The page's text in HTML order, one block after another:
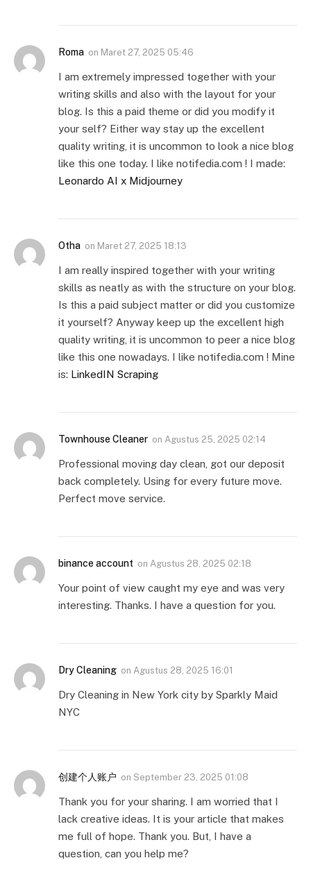
Roma on Maret 27, 2025 05:46
I am extremely impressed together with your
writing skills and also with the layout for your
blog. Is this a paid theme or did you modify it
your self? Either way stay up the excellent
quality writing, it is uncommon to look a nice blog
like this one today. I like notifedia.com ! I made:
Leonardo AI x Midjourney
Otha on Maret 27, 2025 18:13
I am really inspired together with your writing
skills as neatly as with the structure on your blog.
Is this a paid subject matter or did you customize
it yourself? Anyway keep up the excellent high
quality writing, it is uncommon to peer a nice blog
like this one nowadays. I like notifedia.com ! Mine
is: LinkedIN Scraping
Townhouse Cleaner on Agustus 25, 2025 02:14
Professional moving day clean, got our deposit
back completely. Using for every future move.
Perfect move service.
binance account on Agustus 28, 2025 02:18
Your point of view caught my eye and was very
interesting. Thanks. I have a question for you.
Dry Cleaning on Agustus 28, 2025 16:01
Dry Cleaning in New York city by Sparkly Maid
NYC
创建个人账户 on September 23, 2025 01:08
Thank you for your sharing. I am worried that I
lack creative ideas. It is your article that makes
me full of hope. Thank you. But, I have a
question, can you help me?